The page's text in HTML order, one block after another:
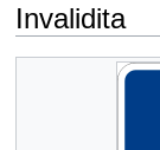
Invalidita